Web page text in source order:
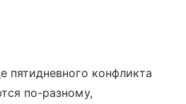
пятидневного конфликта
по-разному,